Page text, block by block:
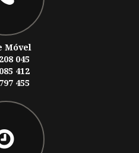
Móvel
045
412
455